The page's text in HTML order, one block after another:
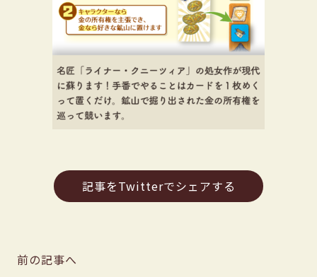
記事をTwitterでシェアする
前の記事へ